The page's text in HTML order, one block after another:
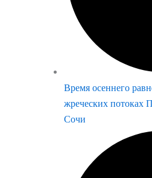
Время осеннего
жреческих потоках
Сочи